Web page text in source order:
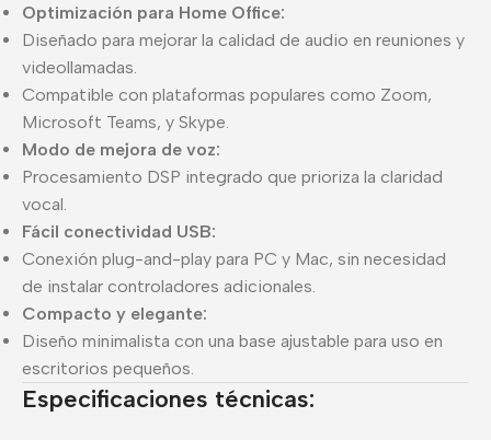
Optimización para Home Office:
Diseñado para mejorar la calidad de audio en reuniones y
videollamadas.
Compatible con plataformas populares como Zoom,
Microsoft Teams, y Skype.
Modo de mejora de voz:
Procesamiento DSP integrado que prioriza la claridad
vocal.
Fácil conectividad USB:
Conexión plug-and-play para PC y Mac, sin necesidad
de instalar controladores adicionales.
Compacto y elegante:
Diseño minimalista con una base ajustable para uso en
escritorios pequeños.
Especificaciones técnicas: